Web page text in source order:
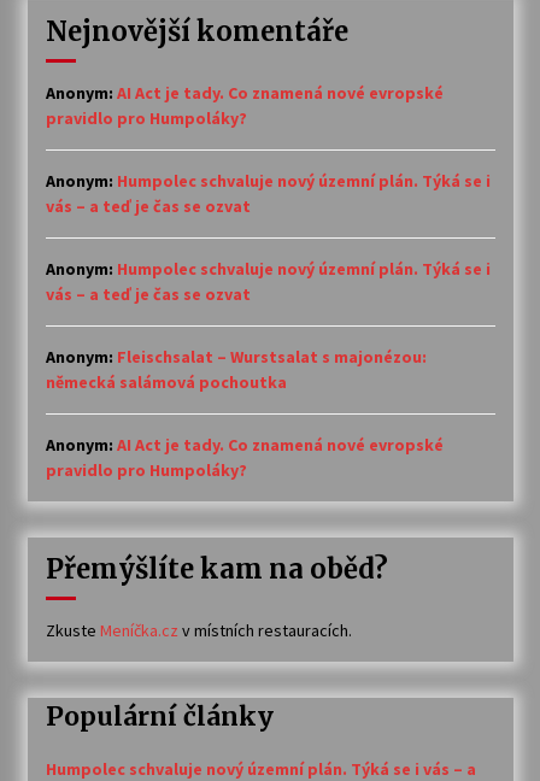
Nejnovější komentáře
Anonym: AI Act je tady. Co znamená nové evropské
pravidlo pro Humpoláky?
Anonym: Humpolec schvaluje nový územní plán. Týká se i
vás – a teď je čas se ozvat
Anonym: Humpolec schvaluje nový územní plán. Týká se i
vás – a teď je čas se ozvat
Anonym: Fleischsalat – Wurstsalat s majonézou:
německá salámová pochoutka
Anonym: AI Act je tady. Co znamená nové evropské
pravidlo pro Humpoláky?
Přemýšlíte kam na oběd?
Zkuste Meníčka.cz v místních restauracích.
Populární články
Humpolec schvaluje nový územní plán. Týká se i vás – a